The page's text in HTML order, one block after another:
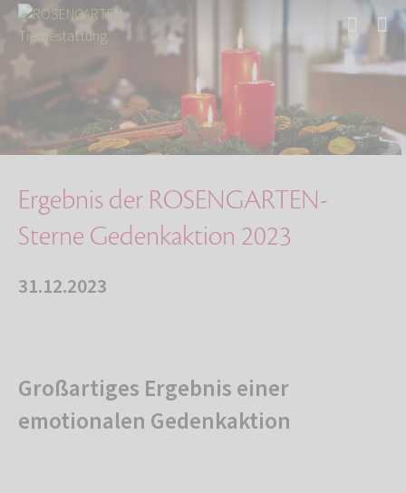
Über uns
Ergebnis der ROSENGARTEN-Sterne Gedenkaktion …
Ergebnis der ROSENGARTEN-
Sterne Gedenkaktion 2023
31.12.2023
Großartiges Ergebnis einer
emotionalen Gedenkaktion